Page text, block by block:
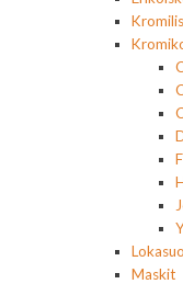
Maskit